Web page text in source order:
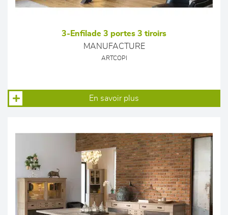
3-Enfilade 3 portes 3 tiroirs
MANUFACTURE
ARTCOPI
En savoir plus